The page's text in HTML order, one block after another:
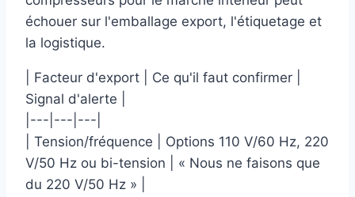
échouer sur l'emballage export, l'étiquetage et
la logistique.
| Facteur d'export | Ce qu'il faut confirmer |
Signal d'alerte |
|---|---|---|
| Tension/fréquence | Options 110 V/60 Hz, 220
V/50 Hz ou bi-tension | « Nous ne faisons que
du 220 V/50 Hz » |